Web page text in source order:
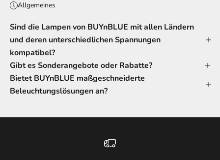
Allgemeines
Sind die Lampen von BUYnBLUE mit allen Ländern
und deren unterschiedlichen Spannungen
kompatibel?
Gibt es Sonderangebote oder Rabatte?
Bietet BUYnBLUE maßgeschneiderte
Beleuchtungslösungen an?